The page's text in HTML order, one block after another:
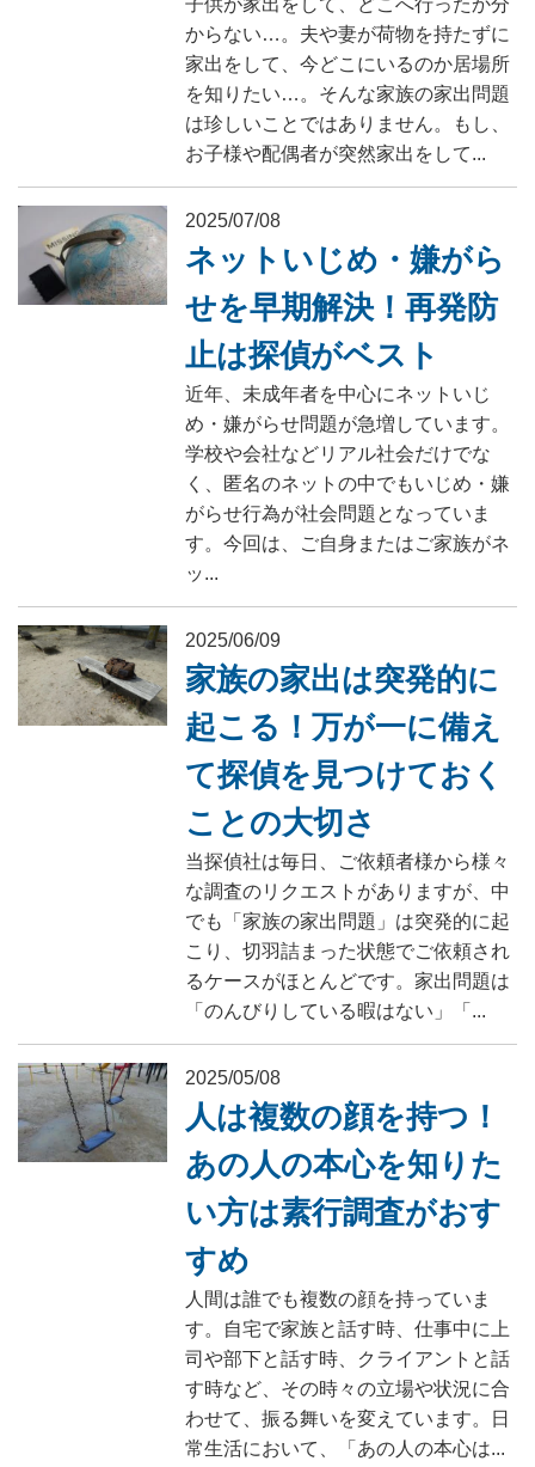
子供が家出をして、どこへ行ったか分
からない…。夫や妻が荷物を持たずに
家出をして、今どこにいるのか居場所
を知りたい…。そんな家族の家出問題
は珍しいことではありません。もし、
お子様や配偶者が突然家出をして...
2025/07/08
ネットいじめ・嫌がら
せを早期解決！再発防
止は探偵がベスト
近年、未成年者を中心にネットいじ
め・嫌がらせ問題が急増しています。
学校や会社などリアル社会だけでな
く、匿名のネットの中でもいじめ・嫌
がらせ行為が社会問題となっていま
す。今回は、ご自身またはご家族がネ
ッ...
2025/06/09
家族の家出は突発的に
起こる！万が一に備え
て探偵を見つけておく
ことの大切さ
当探偵社は毎日、ご依頼者様から様々
な調査のリクエストがありますが、中
でも「家族の家出問題」は突発的に起
こり、切羽詰まった状態でご依頼され
るケースがほとんどです。家出問題は
「のんびりしている暇はない」「...
2025/05/08
人は複数の顔を持つ！
あの人の本心を知りた
い方は素行調査がおす
すめ
人間は誰でも複数の顔を持っていま
す。自宅で家族と話す時、仕事中に上
司や部下と話す時、クライアントと話
す時など、その時々の立場や状況に合
わせて、振る舞いを変えています。日
常生活において、「あの人の本心は...